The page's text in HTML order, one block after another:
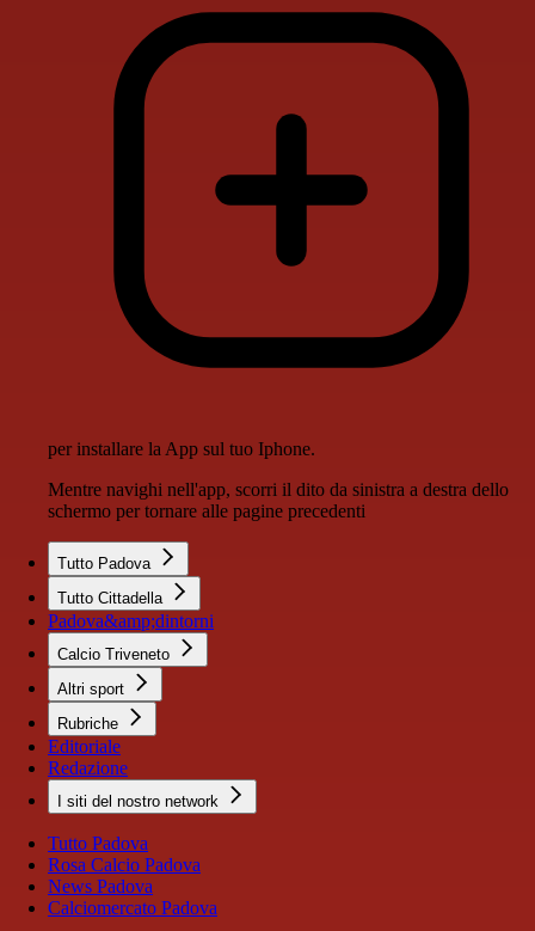
per installare la App sul tuo Iphone.
Mentre navighi nell'app, scorri il dito da sinistra a destra dello
schermo per tornare alle pagine precedenti
Tutto Padova
Tutto Cittadella
Padova&amp;dintorni
Calcio Triveneto
Altri sport
Rubriche
Editoriale
Redazione
I siti del nostro network
Tutto Padova
Rosa Calcio Padova
News Padova
Calciomercato Padova